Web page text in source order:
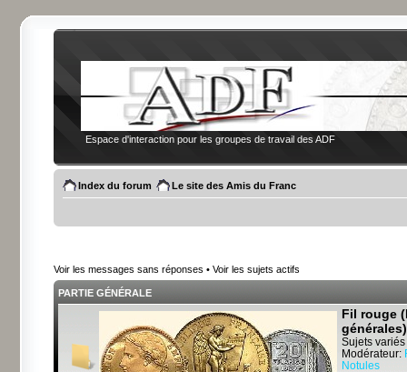
Espace d'interaction pour les groupes de travail des ADF
Index du forum Le site des Amis du Franc
Voir les messages sans réponses • Voir les sujets actifs
PARTIE GÉNÉRALE
Fil rouge
générales)
Sujets variés
Modérateur:
Notules